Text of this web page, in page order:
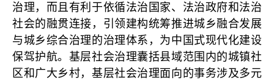
治理，而且有利于依循法治国家、法治政府和法治
社会的融贯连接，引领建构统筹推进城乡融合发展
与城乡综合治理的治理体系，为中国式现代化建设
保驾护航。基层社会治理囊括县域范围内的城镇社
区和广大乡村，基层社会治理面向的事务涉及多元